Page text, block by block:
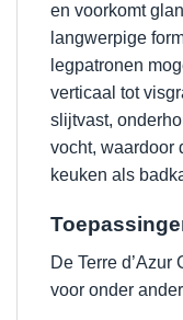
en voorkomt
langwerpige
legpatronen
verticaal tot
slijtvast,
vocht, waardoor
keuken als
De Terre
voor onder